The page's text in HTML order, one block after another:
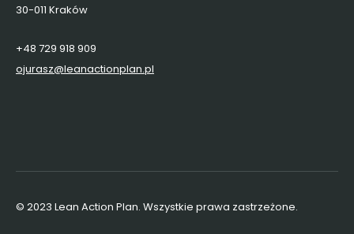
30-011 Kraków
+48 729 918 909
ojurasz@leanactionplan.pl
© 2023 Lean Action Plan. Wszystkie prawa zastrzeżone.